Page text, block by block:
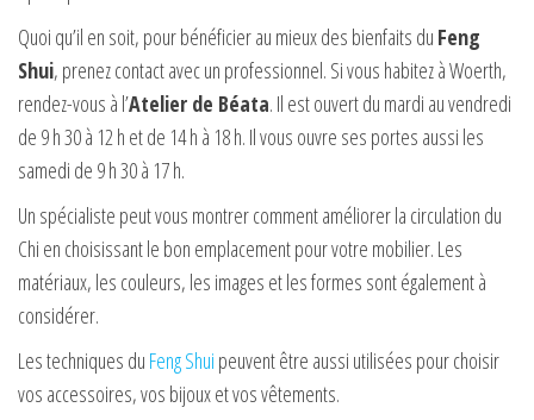
Quoi qu’il en soit, pour bénéficier au mieux des bienfaits du Feng
Shui, prenez contact avec un professionnel. Si vous habitez à Woerth,
rendez-vous à l’Atelier de Béata. Il est ouvert du mardi au vendredi
de 9 h 30 à 12 h et de 14 h à 18 h. Il vous ouvre ses portes aussi les
samedi de 9 h 30 à 17 h.
Un spécialiste peut vous montrer comment améliorer la circulation du
Chi en choisissant le bon emplacement pour votre mobilier. Les
matériaux, les couleurs, les images et les formes sont également à
considérer.
Les techniques du Feng Shui peuvent être aussi utilisées pour choisir
vos accessoires, vos bijoux et vos vêtements.